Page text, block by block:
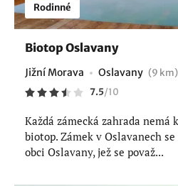
Rodinné
Biotop Oslavany
Jižní Morava Oslavany (9 km)
7.5/10
Každá zámecká zahrada nemá
biotop. Zámek v Oslavanech
obci Oslavany, jež se považ...